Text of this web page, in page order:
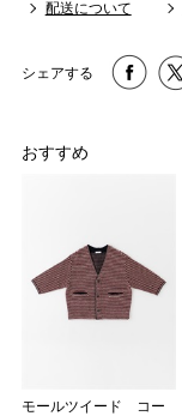
配送について
シェアする
おすすめ
モールツイード コー